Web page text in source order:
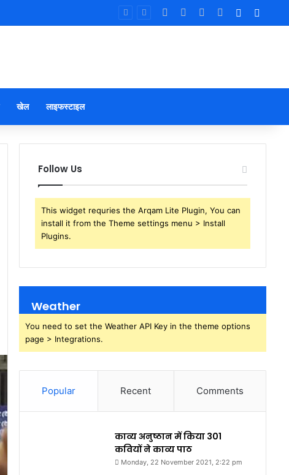
Facebook YouTubeInstagram
Log In
खेल लाइफस्टाइल
Follow Us
This widget requries the Arqam Lite Plugin, You can
install it from the Theme settings menu > Install
Plugins.
Weather
You need to set the Weather API Key in the theme options
page > Integrations.
Popular Recent Comments
काव्य अनुष्ठान में किया 301
कवियों ने काव्य पाठ
Monday, 22 November 2021, 2:22 pm